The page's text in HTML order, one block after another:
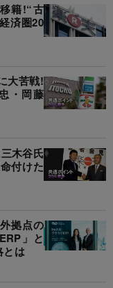
籍!“古
済圏20
大苦戦!
・岡藤
木谷氏
付けた
拠点の
」と
とは